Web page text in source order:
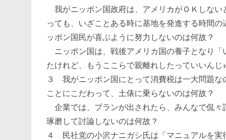
我がニッポン国政府は、アメリカがＯＫしない
っても、いざことある時に基地を発進する時間
ッポン国民が喜ぶように努力しないのは何故？
ニッポン国は、戦後アメリカ国の養子となり「
たけれど、もうここらで親離れしたっていいんじ
３ 我がニッポン国にとって消費税は一大問題な
ことにこだわって、土俵に乗らないのは何故？
企業では、プランが出されたら、みんなで侃々
琢磨して討論しないのは何故？
４ 民社党の小沢ナニガシ氏は「マニュアルを実